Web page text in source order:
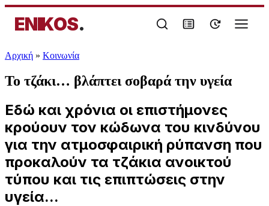
ENIKOS.
Αρχική » Κοινωνία
Το τζάκι… βλάπτει σοβαρά την υγεία
Εδώ και χρόνια οι επιστήμονες
κρούουν τον κώδωνα του κινδύνου
για την ατμοσφαιρική ρύπανση που
προκαλούν τα τζάκια ανοικτού
τύπου και τις επιπτώσεις στην
υγεία...